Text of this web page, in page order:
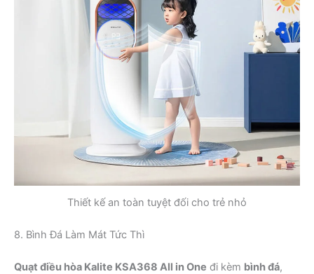
Thiết kế an toàn tuyệt đối cho trẻ nhỏ
8. Bình Đá Làm Mát Tức Thì
Quạt điều hòa Kalite KSA368 All in One đi kèm bình đá,